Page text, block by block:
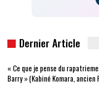
Dernier Article
« Ce que je pense du
Barry » (Kabiné Komara,